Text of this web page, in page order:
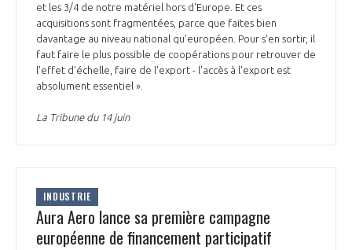
et les 3/4 de notre matériel hors d'Europe. Et ces
acquisitions sont fragmentées, parce que faites bien
davantage au niveau national qu'européen. Pour s'en sortir, il
faut faire le plus possible de coopérations pour retrouver de
l'effet d'échelle, faire de l'export - l'accès à l'export est
absolument essentiel ».
La Tribune du 14 juin
INDUSTRIE
Aura Aero lance sa première campagne
européenne de financement participatif